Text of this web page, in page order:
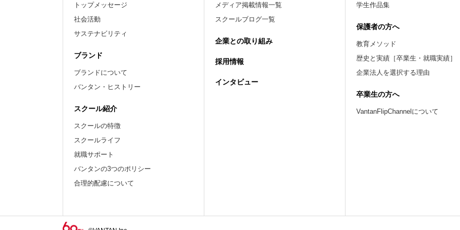
トップメッセージ
社会活動
サステナビリティ
ブランド
ブランドについて
バンタン・ヒストリー
スクール紹介
スクールの特徴
スクールライフ
就職サポート
バンタンの3つのポリシー
合理的配慮について
メディア掲載情報一覧
スクールブログ一覧
企業との取り組み
採用情報
インタビュー
学生作品集
保護者の方へ
教育メソッド
歴史と実績［卒業生・就職実績］
企業法人を選択する理由
卒業生の方へ
VantanFlipChannelについて